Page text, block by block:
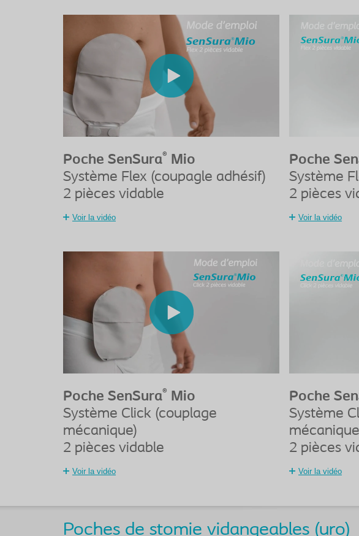
Poche SenSura®
Mio
Système Flex (coupagle adhésif)
2 pièces vidable
Voir la vidéo
Poche
Système
2 pièces
Voir la vidéo
Poche SenSura®
Mio
Système Click (couplage
mécanique)
2 pièces vidable
Voir la vidéo
Poche
Système
2 pièces
Voir la vidéo
Poches de stomie vidangeables (uro)